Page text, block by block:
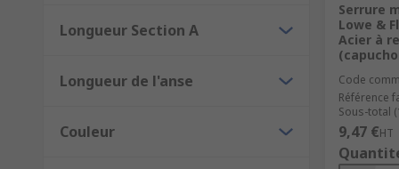
Longueur Section A
Longueur de l'anse
Couleur
Serrure
Lowe &
Acier à
Code
Référence
Sous-total
9,47 €HT